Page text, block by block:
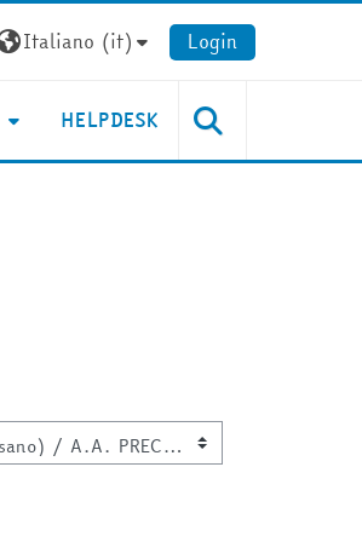
Italiano ‎(it)‎ Login
HELPDESK